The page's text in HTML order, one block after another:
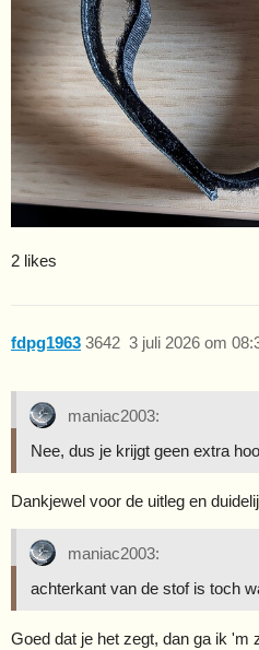
2 likes
fdpg1963 3 juli 2026 om
3642
maniac2003:
Nee, dus je krijgt geen extra
Dankjewel voor de uitleg en
maniac2003:
achterkant van de stof is toch
Goed dat je het zegt, dan ga ik 'm